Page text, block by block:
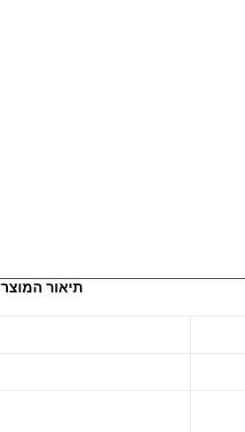
תיאור המוצר